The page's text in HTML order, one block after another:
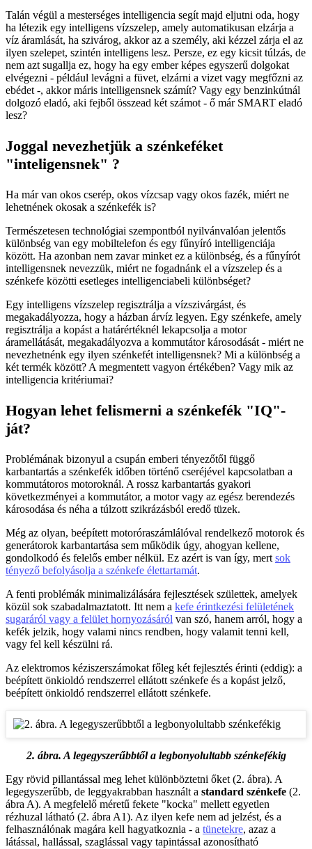
Talán végül a mesterséges intelligencia segít majd eljutni oda, hogy
ha létezik egy intelligens vízszelep, amely automatikusan elzárja a
víz áramlását, ha szivárog, akkor az a személy, aki kézzel zárja el az
ilyen szelepet, szintén intelligens lesz. Persze, ez egy kicsit túlzás, de
nem azt sugallja ez, hogy ha egy ember képes egyszerű dolgokat
elvégezni - például levágni a füvet, elzárni a vizet vagy megfőzni az
ebédet -, akkor máris intelligensnek számít? Vagy egy benzinkútnál
dolgozó eladó, aki fejből összead két számot - ő már SMART eladó
lesz?
Joggal nevezhetjük a szénkeféket
"inteligensnek" ?
Ha már van okos cserép, okos vízcsap vagy okos fazék, miért ne
lehetnének okosak a szénkefék is?
Természetesen technológiai szempontból nyilvánvalóan jelentős
különbség van egy mobiltelefon és egy fűnyíró intelligenciája
között. Ha azonban nem zavar minket ez a különbség, és a fűnyírót
intelligensnek nevezzük, miért ne fogadnánk el a vízszelep és a
szénkefe közötti esetleges intelligenciabeli különbséget?
Egy intelligens vízszelep regisztrálja a vízszivárgást, és
megakadályozza, hogy a házban árvíz legyen. Egy szénkefe, amely
regisztrálja a kopást a határértéknél lekapcsolja a motor
áramellátását, megakadályozva a kommutátor károsodását - miért ne
nevezhetnénk egy ilyen szénkefét intelligensnek? Mi a különbség a
két termék között? A megmentett vagyon értékében? Vagy mik az
intelligencia kritériumai?
Hogyan lehet felismerni a szénkefék "IQ"-
ját?
Problémának bizonyul a csupán emberi tényezőtől függő
karbantartás a szénkefék időben történő cseréjével kapcsolatban a
kommutátoros motoroknál. A rossz karbantartás gyakori
következményei a kommutátor, a motor vagy az egész berendezés
károsodása és néha a túlzott szikrázásból eredő tüzek.
Még az olyan, beépített motoróraszámlálóval rendelkező motorok és
generátorok karbantartása sem működik úgy, ahogyan kellene,
gondolkodó és felelős ember nélkül. Ez azért is van így, mert sok
tényező befolyásolja a szénkefe élettartamát.
A fenti problémák minimalizálására fejlesztések születtek, amelyek
közül sok szabadalmaztatott. Itt nem a kefe érintkezési felületének
sugaráról vagy a felület hornyozásáról van szó, hanem arról, hogy a
kefék jelzik, hogy valami nincs rendben, hogy valamit tenni kell,
vagy fel kell készülni rá.
Az elektromos kéziszerszámokat főleg két fejlesztés érinti (eddig): a
beépített önkioldó rendszerrel ellátott szénkefe és a kopást jelző,
beépített önkioldó rendszerrel ellátott szénkefe.
2. ábra. A legegyszerűbbtől a legbonyolultabb szénkefékig
Egy rövid pillantással meg lehet különböztetni őket (2. ábra). A
legegyszerűbb, de leggyakrabban használt a standard szénkefe (2.
ábra A). A megfelelő méretű fekete "kocka" mellett egyetlen
rézhuzal látható (2. ábra A1). Az ilyen kefe nem ad jelzést, és a
felhasználónak magára kell hagyatkoznia - a tünetekre, azaz a
látással, hallással, szaglással vagy tapintással azonosítható